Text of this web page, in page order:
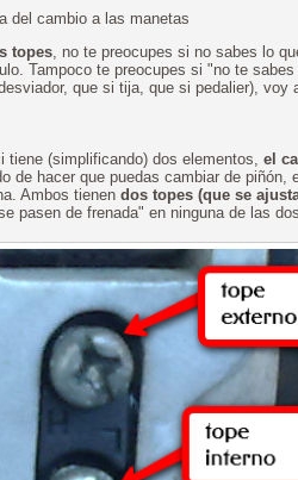
del cambio a las manetas
topes, no te preocupes si no sabes lo
Tampoco te preocupes si "no te
que si tija, que si pedalier), voy
tiene (simplificando) dos elementos, el
de hacer que puedas cambiar de piñón,
Ambos tienen dos topes (que se
pasen de frenada" en ninguna de las